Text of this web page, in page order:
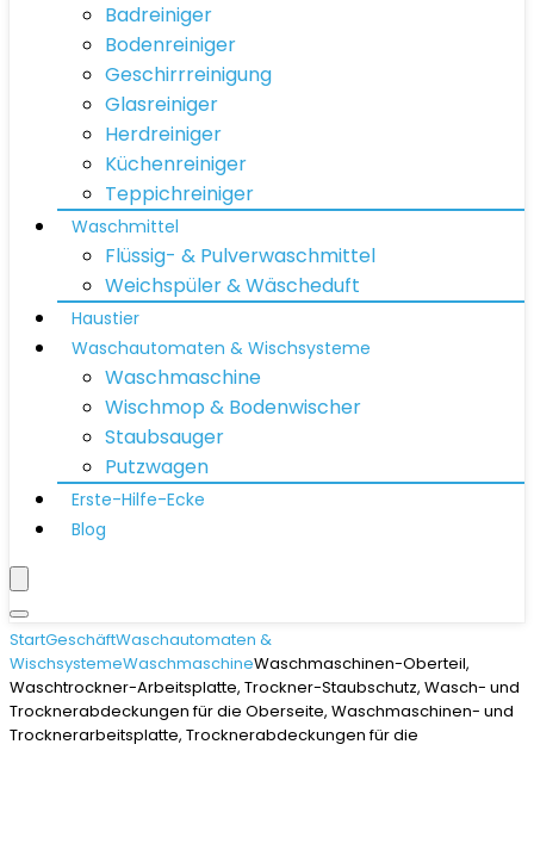
Badreiniger
Bodenreiniger
Geschirrreinigung
Glasreiniger
Herdreiniger
Küchenreiniger
Teppichreiniger
Waschmittel
Flüssig- & Pulverwaschmittel
Weichspüler & Wäscheduft
Haustier
Waschautomaten & Wischsysteme
Waschmaschine
Wischmop & Bodenwischer
Staubsauger
Putzwagen
Erste-Hilfe-Ecke
Blog
StartGeschäftWaschautomaten &
WischsystemeWaschmaschineWaschmaschinen-Oberteil,
Waschtrockner-Arbeitsplatte, Trockner-Staubschutz, Wasch- und
Trocknerabdeckungen für die Oberseite, Waschmaschinen- und
Trocknerarbeitsplatte, Trocknerabdeckungen für die